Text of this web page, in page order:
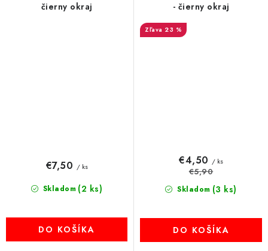
čierny okraj
Skladom (2 ks)
€7,50 / ks
DO KOŠÍKA
- čierny okraj
23 %
Skladom (3 ks)
€4,50 / ks
€5,90
DO KOŠÍKA